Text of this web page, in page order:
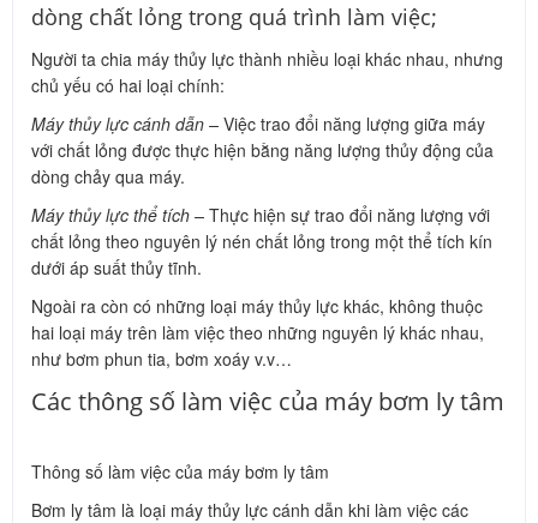
dòng chất lỏng trong quá trình làm việc;
Người ta chia máy thủy lực thành nhiều loại khác nhau, nhưng
chủ yếu có hai loại chính:
Máy thủy lực cánh dẫn – Việc trao đổi năng lượng giữa máy
với chất lỏng được thực hiện bằng năng lượng thủy động của
dòng chảy qua máy.
Máy thủy lực thể tích – Thực hiện sự trao đổi năng lượng với
chất lỏng theo nguyên lý nén chất lỏng trong một thể tích kín
dưới áp suất thủy tĩnh.
Ngoài ra còn có những loại máy thủy lực khác, không thuộc
hai loại máy trên làm việc theo những nguyên lý khác nhau,
như bơm phun tia, bơm xoáy v.v…
Các thông số làm việc của máy bơm ly tâm
Thông số làm việc của máy bơm ly tâm
Bơm ly tâm là loại máy thủy lực cánh dẫn khi làm việc các